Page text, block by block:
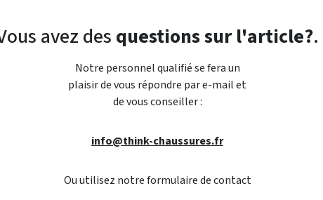
avez des questions sur l'article?.
Notre personnel qualifié se fera un
plaisir de vous répondre par e-mail et
de vous conseiller :
info@think-chaussures.fr
Ou utilisez notre formulaire de contact